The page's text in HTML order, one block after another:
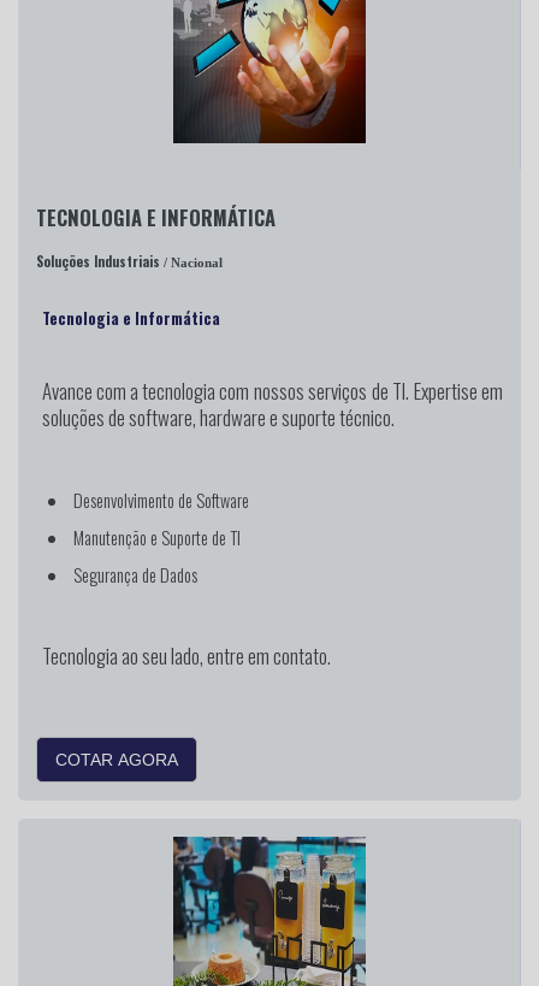
TECNOLOGIA E INFORMÁTICA
Soluções Industriais / Nacional
Tecnologia e Informática
Avance com a tecnologiacom nossos serviços de TI. Expertise em
soluções de software, hardware e suporte técnico.
Desenvolvimento de Software
Manutenção e Suporte de TI
Segurança de Dados
Tecnologia ao seu lado, entre em contato.
COTAR AGORA